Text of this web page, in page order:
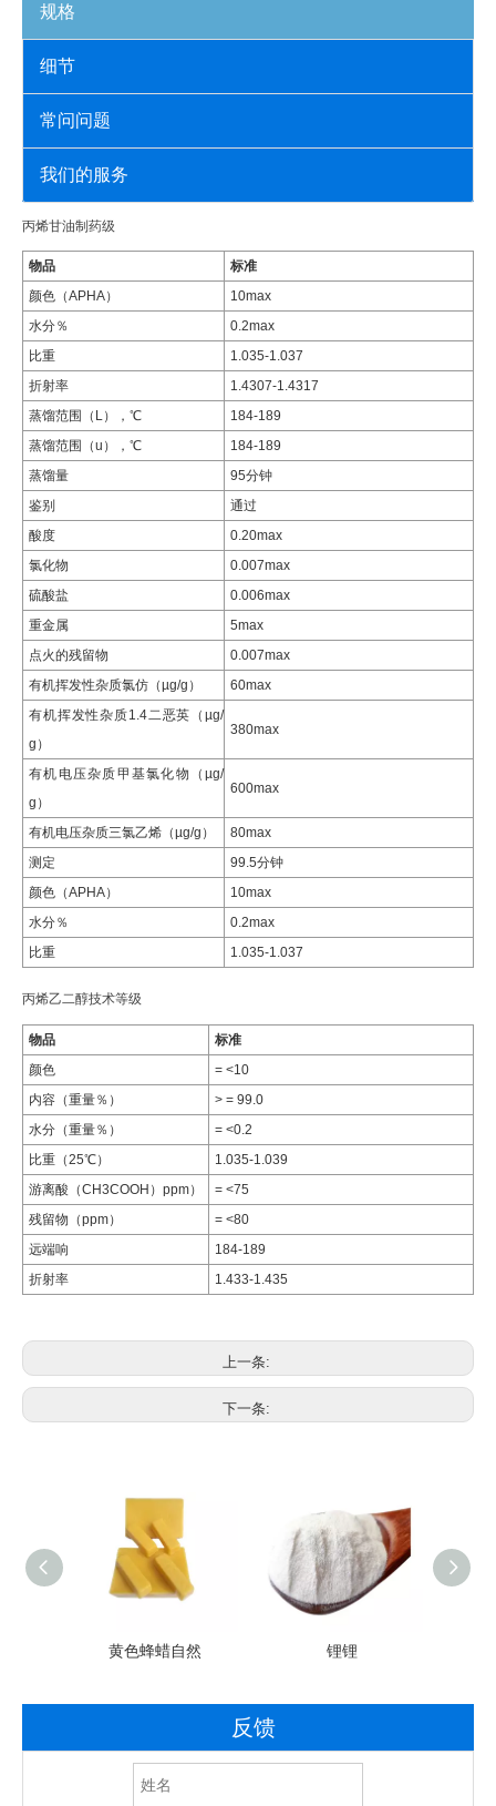
规格
细节
常问问题
我们的服务
丙烯甘油制药级
物品
标准
颜色（APHA）
10max
水分％
0.2max
比重
1.035-1.037
折射率
1.4307-1.4317
蒸馏范围（L），℃
184-189
蒸馏范围（u），℃
184-189
蒸馏量
95分钟
鉴别
通过
酸度
0.20max
氯化物
0.007max
硫酸盐
0.006max
重金属
5max
点火的残留物
0.007max
有机挥发性杂质氯仿（µg/g）
60max
有机挥发性杂质1.4二恶英（µg/
g）
380max
有机电压杂质甲基氯化物（µg/
g）
600max
有机电压杂质三氯乙烯（µg/g）
80max
测定
99.5分钟
颜色（APHA）
10max
水分％
0.2max
比重
1.035-1.037
丙烯乙二醇技术等级
物品
标准
颜色
= <10
内容（重量％）
> = 99.0
水分（重量％）
= <0.2
比重（25℃）
1.035-1.039
游离酸（CH3COOH）ppm）
= <75
残留物（ppm）
= <80
远端响
184-189
折射率
1.433-1.435
上一条:
下一条:
黄色蜂蜡自然 锂锂
反馈